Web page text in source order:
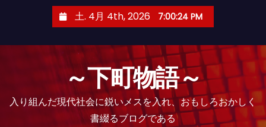
土. 4月 4th, 2026 7:00:26 PM
～下町物語～
入り組んだ現代社会に鋭いメスを入れ、おもしろおかしく
書綴るブログである